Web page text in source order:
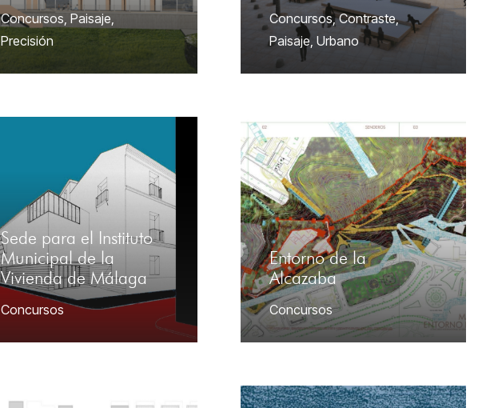
Concursos, Paisaje,
Precisión
Concursos,Contraste,
Paisaje, Urbano
Sede para el Instituto
Municipal de la
Vivienda de Málaga
Concursos
Entorno de la
Alcazaba
Concursos